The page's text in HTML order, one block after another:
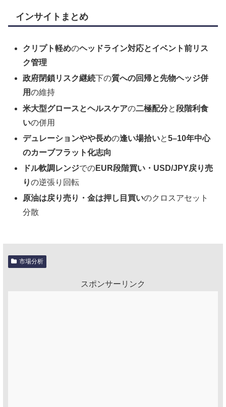
インサイトまとめ
クリプト軽めのヘッドライン対応とイベント前リス
ク管理
政府閉鎖リスク継続下の質への回帰と先物ヘッジ併
用の維持
米大型グロースとヘルスケアの二極配分と段階利食
いの併用
デュレーションやや長めの逢い場拾いと5–10年中心
のカーブフラット化志向
ドル軟調レンジでのEUR段階買い・USD/JPY戻り売
りの逆張り回転
原油は戻り売り・金は押し目買いのクロスアセット
分散
市場分析
スポンサーリンク